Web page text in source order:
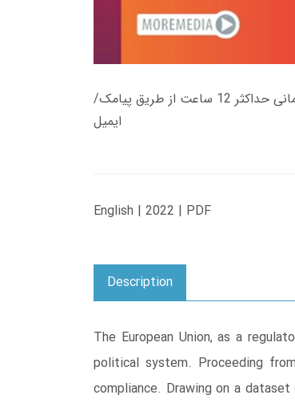
زمان تحویل کتاب های 600 هزار تومانی دانلود فوری از حساب کاربری می باشد، و زمان تحویل لینک دانلود کتاب های 500 هزار تومانی حداکثر 12 ساعت از طریق پیامک/
ایمیل
English | 2022 | PDF
Description
The European Union, as a
political system. Proceeding
compliance. Drawing on a